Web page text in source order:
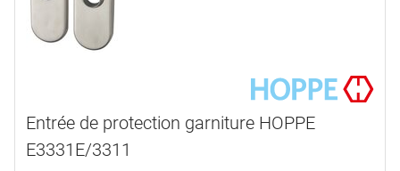
Entrée de protection garniture HOPPE
E3331E/3311